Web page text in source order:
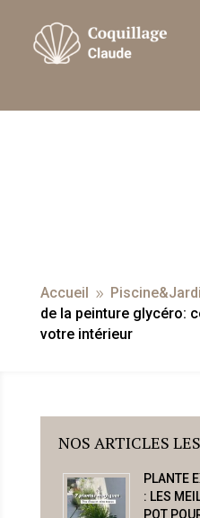
Accueil 9
de la peinture glycéro:
votre intérieur
NOS ARTICLES
PLANTE
: LES
POT